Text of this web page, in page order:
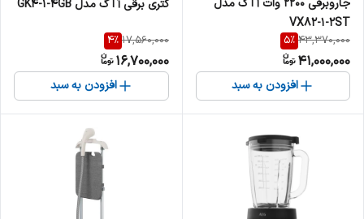
جاروبرقی 2200 وات آ ا گ مدل
VX82-1-2ST
43,370,000
5%
41,000,000
افزودن به سبد
کتری برقی آ ا گ مدل GK4-1-4GB
17,560,000
4%
16,700,000
افزودن به سبد